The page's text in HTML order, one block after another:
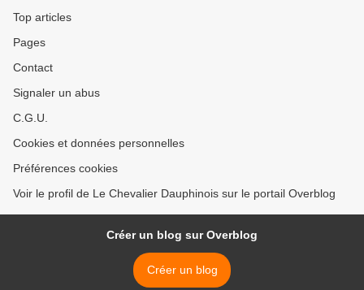
Top articles
Pages
Contact
Signaler un abus
C.G.U.
Cookies et données personnelles
Préférences cookies
Voir le profil de Le Chevalier Dauphinois sur le portail Overblog
Créer un blog sur Overblog
Créer un blog